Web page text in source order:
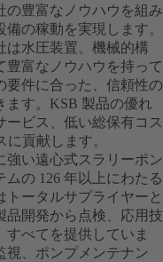
の豊富なノウハウを組み
の稼動を実現します。
は水圧装置、機械的構
豊富なノウハウを持って
要件に合った、信頼性の
ます。KSB 製品の優れ
ビス、低い総保有コス
貢献します。
強い遠心式スラリーポン
の 126 年以上にわたる
ータルサプライヤーと
品開発から点検、応用技
べてを提供していま
視、ポンプメンテナン